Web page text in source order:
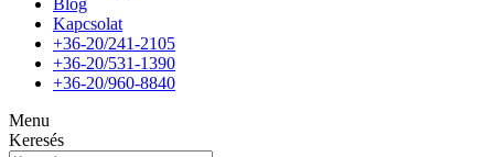
Blog
Kapcsolat
+36-20/241-2105
+36-20/531-1390
+36-20/960-8840
Menu
Keresés